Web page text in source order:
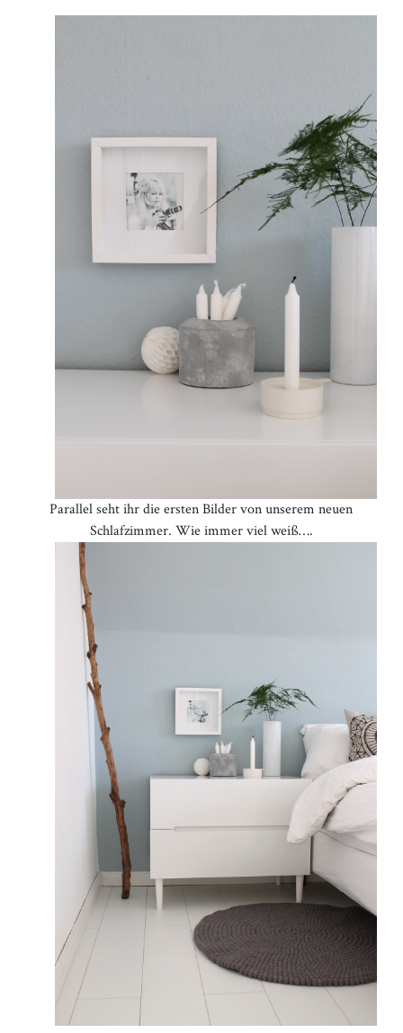
Parallel seht ihr die ersten Bilder von unserem neuen
Schlafzimmer. Wie immer viel weiß….